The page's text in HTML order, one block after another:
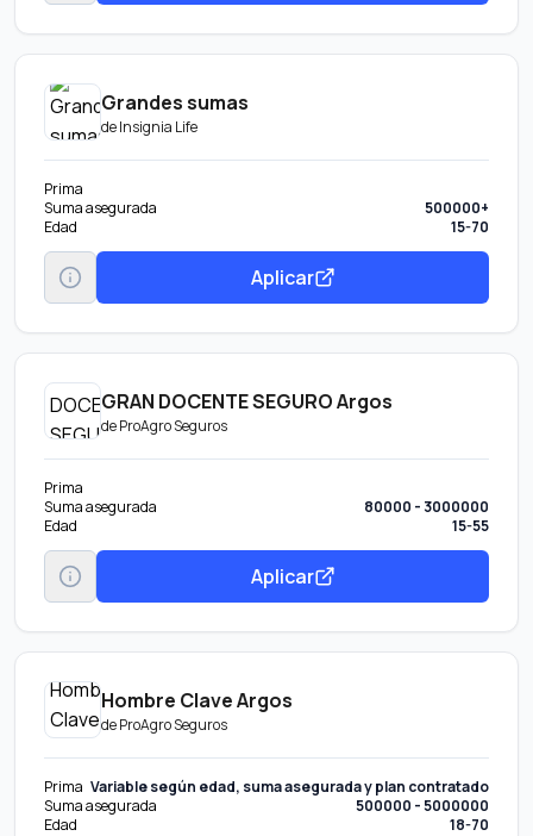
Grandes sumas
deInsignia Life
Prima
Suma asegurada
500000+
Edad
15-70
Aplicar
GRAN DOCENTE SEGURO Argos
deProAgro Seguros
Prima
Suma asegurada
80000 - 3000000
Edad
15-55
Aplicar
Hombre Clave Argos
deProAgro Seguros
Prima Variable según edad, suma asegurada y plan contratado
Suma asegurada
500000 - 5000000
Edad
18-70